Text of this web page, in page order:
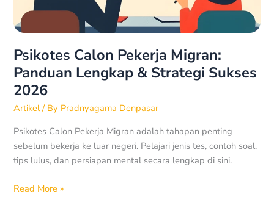
Psikotes Calon Pekerja Migran:
Panduan Lengkap & Strategi Sukses
2026
Artikel/ By Pradnyagama Denpasar
Psikotes Calon Pekerja Migran adalah tahapan penting
sebelum bekerja ke luar negeri. Pelajari jenis tes, contoh soal,
tips lulus, dan persiapan mental secara lengkap di sini.
Strategi
Sukses
2026
Read More »